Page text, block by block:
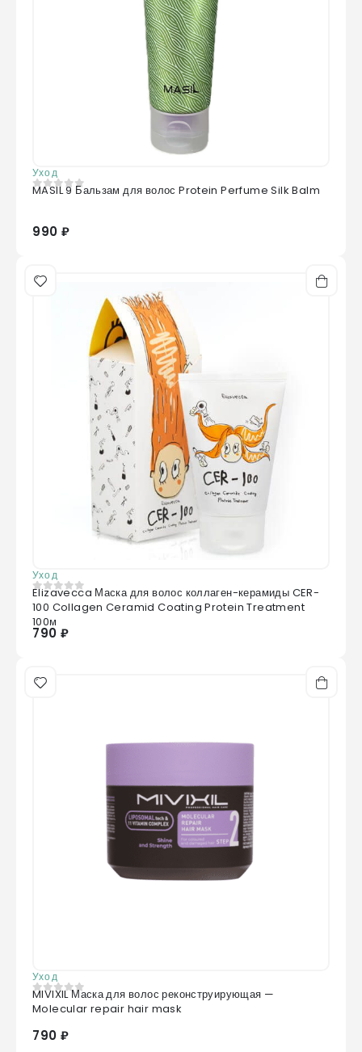
Уход
0из 5
MASIL 9 Бальзам для волос Protein Perfume Silk Balm
990 ₽
Уход
0из 5
Elizavecca Маска для волос коллаген-керамиды CER-
100 Collagen Ceramid Coating Protein Treatment
100м
790 ₽
Уход
0из 5
MIVIXIL Маска для волос реконструирующая —
Molecular repair hair mask
790 ₽